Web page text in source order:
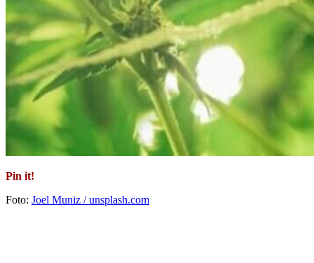
Pin it!
Foto: Joel Muniz / unsplash.com